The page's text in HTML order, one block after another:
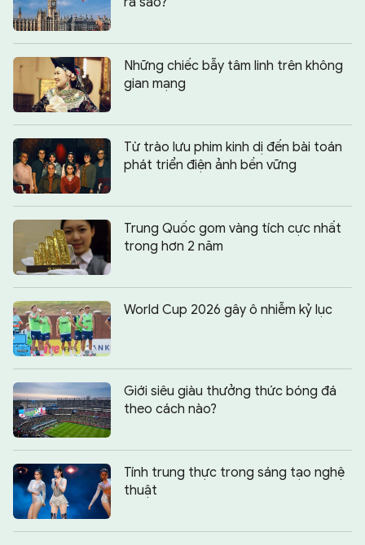
Những chiếc bẫy tâm linh trên không
gian mạng
Từ trào lưu phim kinh dị đến bài toán
phát triển điện ảnh bền vững
Trung Quốc gom vàng tích cực nhất
trong hơn 2 năm
World Cup 2026 gây ô nhiễm kỷ lục
Giới siêu giàu thưởng thức bóng đá
theo cách nào?
Tính trung thực trong sáng tạo nghệ
thuật